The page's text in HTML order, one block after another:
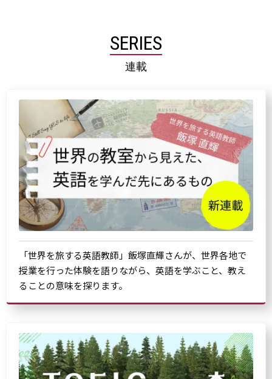
SERIES
連載
「世界を旅する英語教師」飯塚直輝さんが、世界各地で
授業を行った体験を語りながら、英語を学ぶこと、教え
ることの意味を探ります。